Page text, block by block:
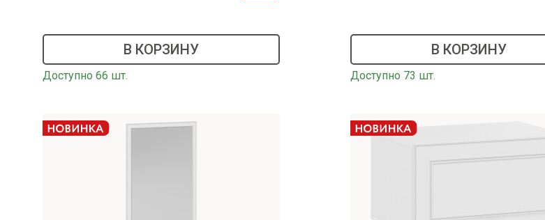
В КОРЗИНУ
Доступно 66 шт.
В КОРЗИНУ
Доступно 73 шт.